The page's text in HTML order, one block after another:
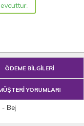
ÖDEME BİLGİLERİ
YORUMLARI
Bej